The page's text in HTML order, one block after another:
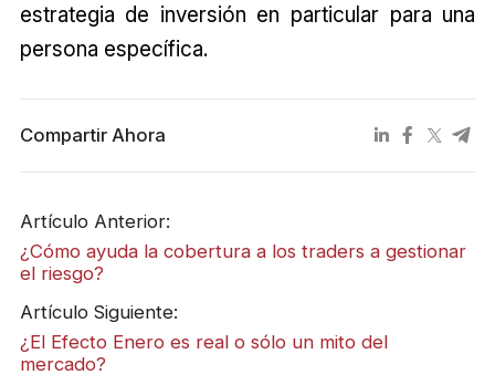
estrategia de inversión en particular para una
persona específica.
Compartir Ahora
Artículo Anterior:
¿Cómo ayuda la cobertura a los traders a gestionar
el riesgo?
Artículo Siguiente:
¿El Efecto Enero es real o sólo un mito del
mercado?